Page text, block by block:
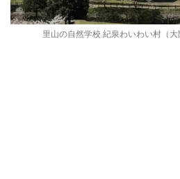
里山の自然学校 紀泉わいわい村（大